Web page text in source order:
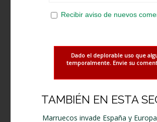
Recibir aviso de nuevos
Dado el deplorable uso que
temporalmente. Envie su
TAMBIÉN EN ESTA
Marruecos invade España y